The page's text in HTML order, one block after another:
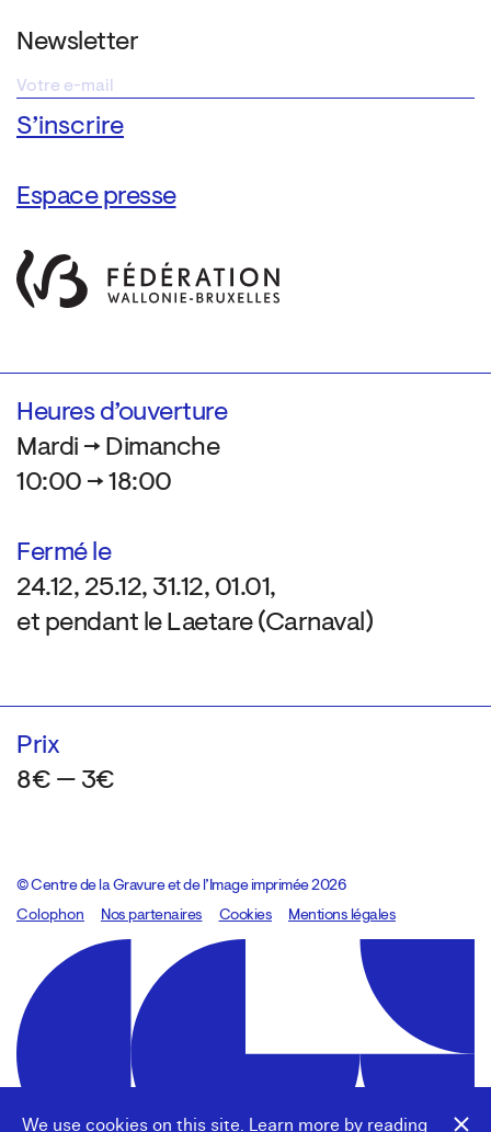
We use cookies on this site. Learn more by reading
Newsletter
Espace presse
Heures d’ouverture
Mardi → Dimanche
10:00 → 18:00
Fermé le
24.12, 25.12, 31.12, 01.01,
et pendant le Laetare (Carnaval)
Prix
8€ — 3€
© Centre de la Gravure et de l’Image imprimée 2026
Colophon
Design:Marcel Kaczmarek, code:8080.studio
Nos partenaires Cookies Mentions légales